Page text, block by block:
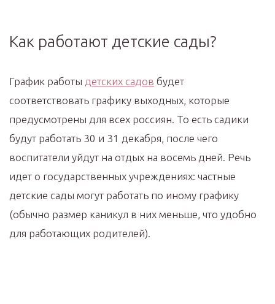
Как работают детские сады?
График работы детских садов будет
соответствовать графику выходных, которые
предусмотрены для всех россиян. То есть садики
будут работать 30 и 31 декабря, после чего
воспитатели уйдут на отдых на восемь дней. Речь
идет о государственных учреждениях: частные
детские сады могут работать по иному графику
(обычно размер каникул в них меньше, что удобно
для работающих родителей).